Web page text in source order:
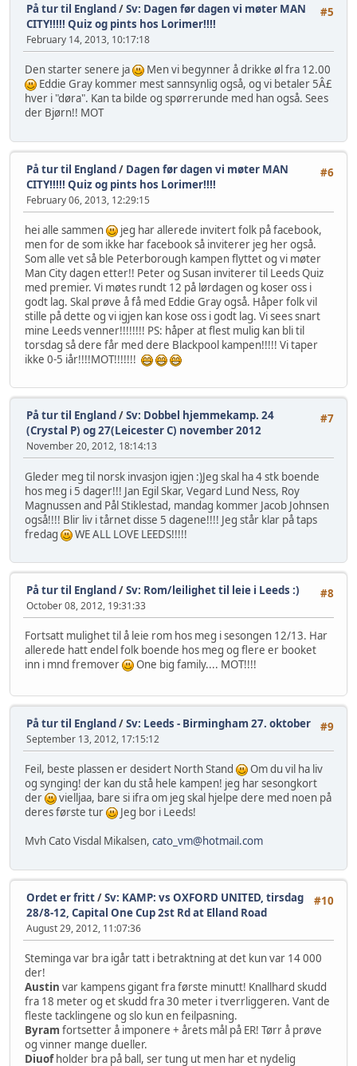
#5
På tur til England/Sv: Dagen før dagen vi møter MAN
CITY!!!!! Quiz og pints hos Lorimer!!!!
February 14, 2013, 10:17:18
Den starter senere ja
Men vi begynner å drikke øl fra 12.00
Eddie Gray kommer mest sannsynlig også, og vi betaler 5Â£
hver i "døra". Kan ta bilde og spørrerunde med han også. Sees
der Bjørn!! MOT
#6
På tur til England/ Dagen før dagen vi møter MAN
CITY!!!!! Quiz og pints hos Lorimer!!!!
February 06, 2013, 12:29:15
hei alle sammen
jeg har allerede invitert folk på facebook,
men for de som ikke har facebook så inviterer jeg her også.
Som alle vet så ble Peterborough kampen flyttet og vi møter
Man City dagen etter!! Peter og Susan inviterer til Leeds Quiz
med premier. Vi møtes rundt 12 på lørdagen og koser oss i
godt lag. Skal prøve å få med Eddie Gray også. Håper folk vil
stille på dette og vi igjen kan kose oss i godt lag. Vi sees snart
mine Leeds venner!!!!!!!! PS: håper at flest mulig kan bli til
torsdag så dere får med dere Blackpool kampen!!!!! Vi taper
ikke 0-5 iår!!!!MOT!!!!!!!
#7
På tur til England/Sv: Dobbel hjemmekamp. 24
(Crystal P) og 27(Leicester C) november 2012
November 20, 2012, 18:14:13
Gleder meg til norsk invasjon igjen :)Jeg skal ha 4 stk boende
hos meg i 5 dager!!! Jan Egil Skar, Vegard Lund Ness, Roy
Magnussen and Pål Stiklestad, mandag kommer Jacob Johnsen
også!!!! Blir liv i tårnet disse 5 dagene!!!! Jeg står klar på taps
fredag
WE ALL LOVE LEEDS!!!!!
#8
På tur til England/Sv: Rom/leilighet til leie i Leeds :)
October 08, 2012, 19:31:33
Fortsatt mulighet til å leie rom hos meg i sesongen 12/13. Har
allerede hatt endel folk boende hos meg og flere er booket
inn i mnd fremover
One big family.... MOT!!!!
#9
På tur til England/Sv: Leeds - Birmingham 27. oktober
September 13, 2012, 17:15:12
Feil, beste plassen er desidert North Stand
Om du vil ha liv
og synging! der kan du stå hele kampen! jeg har sesongkort
der
vielljaa, bare si ifra om jeg skal hjelpe dere med noen på
deres første tur
Jeg bor i Leeds!
Mvh Cato Visdal Mikalsen, cato_vm@hotmail.com
#10
Ordet er fritt/Sv: KAMP: vs OXFORD UNITED, tirsdag
28/8-12, Capital One Cup 2st Rd at Elland Road
August 29, 2012, 11:07:36
Steminga var bra igår tatt i betraktning at det kun var 14 000
der!
Austin var kampens gigant fra første minutt! Knallhard skudd
fra 18 meter og et skudd fra 30 meter i tverrliggeren. Vant de
fleste tacklingene og slo kun en feilpasning.
Byram fortsetter å imponere + årets mål på ER! Tørr å prøve
og vinner mange dueller.
Diuofholder bra på ball, ser tung ut men har et nydelig